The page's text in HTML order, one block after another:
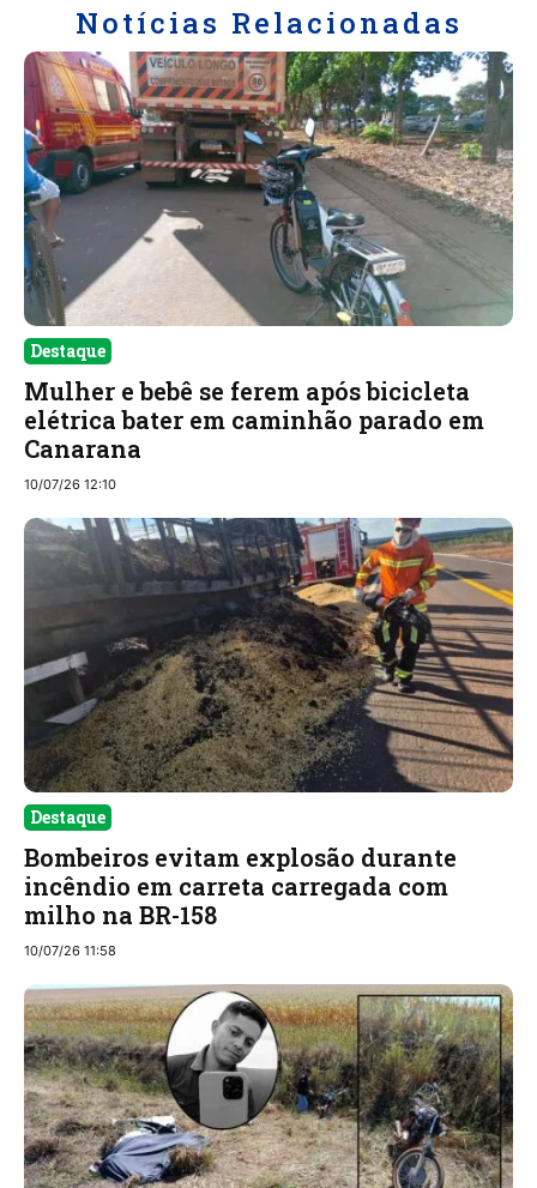
Notícias Relacionadas
Destaque
Mulher e bebê se ferem após bicicleta
elétrica bater em caminhão parado em
Canarana
10/07/26 12:10
Destaque
Bombeiros evitam explosão durante
incêndio em carreta carregada com
milho na BR-158
10/07/26 11:58